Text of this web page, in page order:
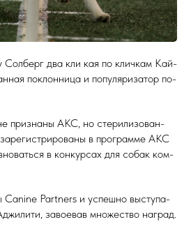
два кли кая по клич­кам Кай­
пок­лонни­ца и по­пуля­риза­тор по­
приз­на­ны AKC, но сте­рили­зован­
в прог­рамме AKC
в кон­курсах для со­бак ком­
Canine Partners и ус­пешно выс­ту­па­
за­во­евав мно­жес­тво наг­рад.